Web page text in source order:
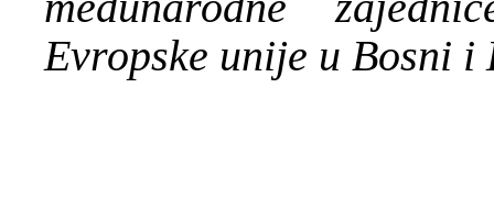
Evropske unije u Bosni i